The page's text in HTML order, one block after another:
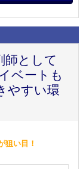
師として
ベートも
やすい環
狙い目！